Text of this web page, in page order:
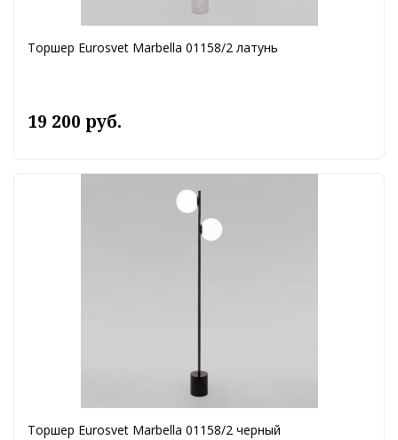
Торшер Eurosvet Marbella 01158/2 латунь
19 200 руб.
Торшер Eurosvet Marbella 01158/2 черный